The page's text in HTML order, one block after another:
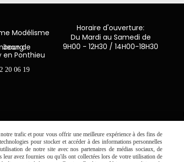
Modélisme
Luxembourg
en Ponthieu
20 06 19
Horaire d'ouverture:
Du Mardi au Samedi de
9H00 - 12H30 / 14H00-18H30
Facebook est désactivé. Autoriser
trafic et pour vous offrir une meilleure expérience à des fins de
pour stocker et accéder à des informations personnelles
de notre site avec nos partenaires de médias sociaux, de
avez fournies ou qu'ils ont collectées lors de votre utilisation de